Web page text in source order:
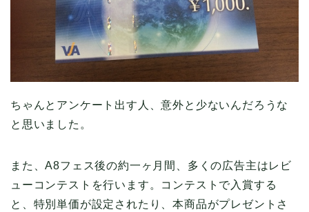
ちゃんとアンケート出す人、意外と少ないんだろうな
と思いました。
また、A8フェス後の約一ヶ月間、多くの広告主はレビ
ューコンテストを行います。コンテストで入賞する
と、特別単価が設定されたり、本商品がプレゼントさ